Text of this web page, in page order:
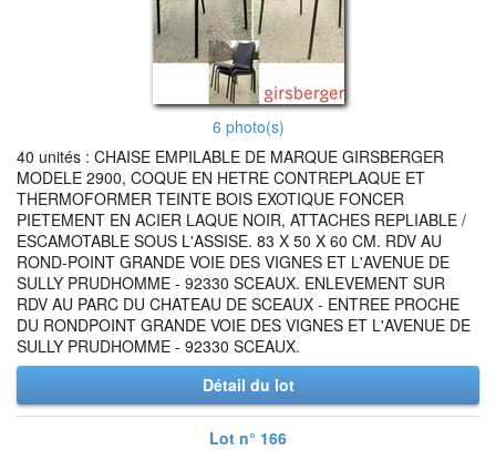
6 photo(s)
40 unités : CHAISE EMPILABLE DE MARQUE GIRSBERGER
MODELE 2900, COQUE EN HETRE CONTREPLAQUE ET
THERMOFORMER TEINTE BOIS EXOTIQUE FONCER
PIETEMENT EN ACIER LAQUE NOIR, ATTACHES REPLIABLE /
ESCAMOTABLE SOUS L'ASSISE. 83 X 50 X 60 CM. RDV AU
ROND-POINT GRANDE VOIE DES VIGNES ET L'AVENUE DE
SULLY PRUDHOMME - 92330 SCEAUX. ENLEVEMENT SUR
RDV AU PARC DU CHATEAU DE SCEAUX - ENTREE PROCHE
DU RONDPOINT GRANDE VOIE DES VIGNES ET L'AVENUE DE
SULLY PRUDHOMME - 92330 SCEAUX.
Détail du lot
Lot n° 166